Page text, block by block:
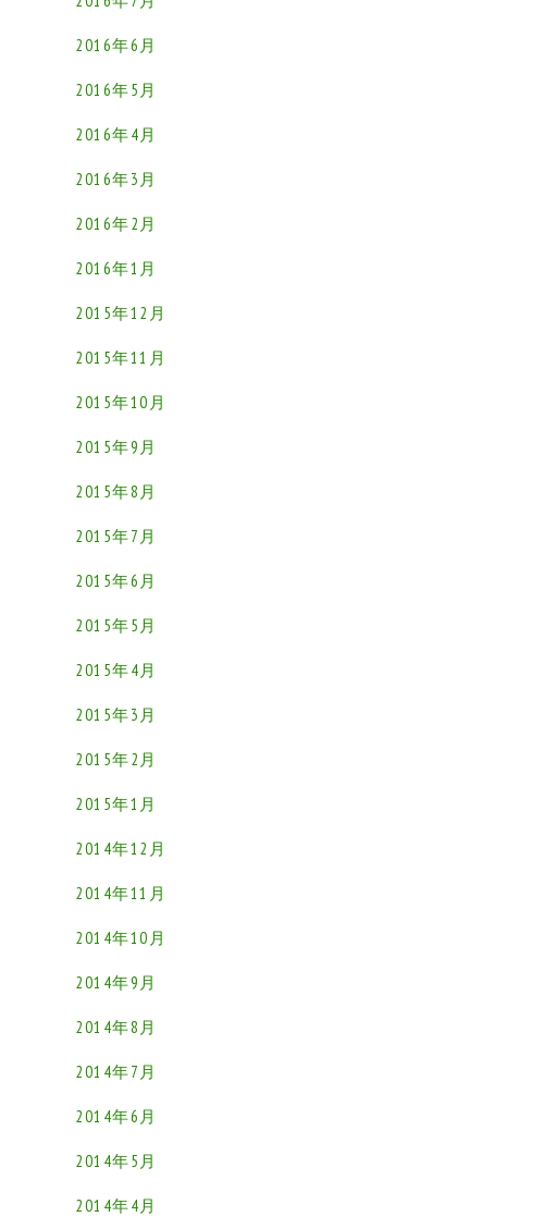
2016年6月
2016年5月
2016年4月
2016年3月
2016年2月
2016年1月
2015年12月
2015年11月
2015年10月
2015年9月
2015年8月
2015年7月
2015年6月
2015年5月
2015年4月
2015年3月
2015年2月
2015年1月
2014年12月
2014年11月
2014年10月
2014年9月
2014年8月
2014年7月
2014年6月
2014年5月
2014年4月